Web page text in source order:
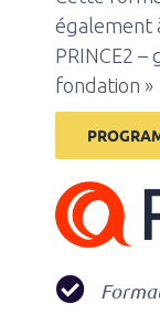
également
PRINCE2 –
fondation »